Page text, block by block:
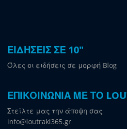
ΕΙΔΗΣΕΙΣ ΣΕ 10"
Όλες οι ειδήσεις σε μορφή Blog
ΕΠΙΚΟΙΝΩΝΙΑ ΜΕ ΤΟ
Στείλτε μας την άποψη σας
info@loutraki365.gr